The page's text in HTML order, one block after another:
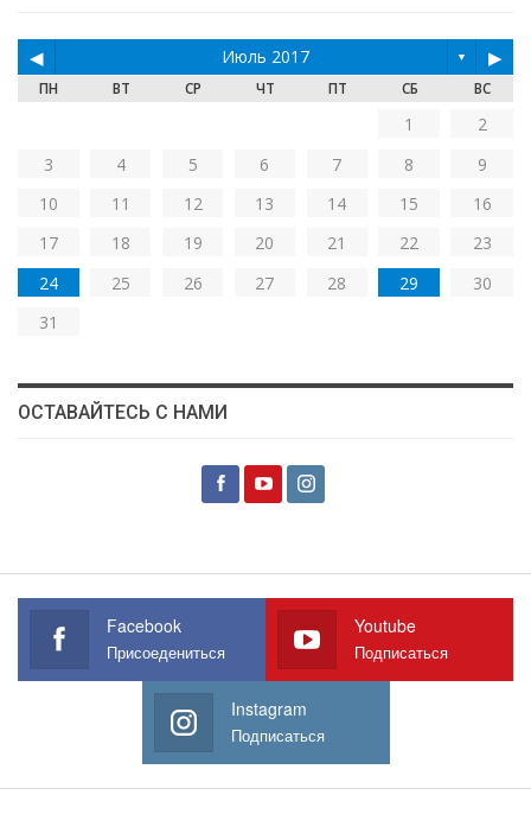
◀ Июль 2017 ▼ ▶
ПН ВТ СР ЧТ ПТ СБ ВС
1
2
3
4 5 6 7 8
9
10
11 12 13 14 15
16
17
18 19 20 21 22
23
24
25 26 27 28 29
30
31
ОСТАВАЙТЕСЬ С НАМИ
Facebook
Присоедениться
Youtube
Подписаться
Instagram
Подписаться